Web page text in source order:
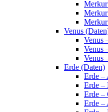
Venus
Venus
Venus
Venus
Erde (Daten)
Erde –
Erde –
Erde –
Erde –